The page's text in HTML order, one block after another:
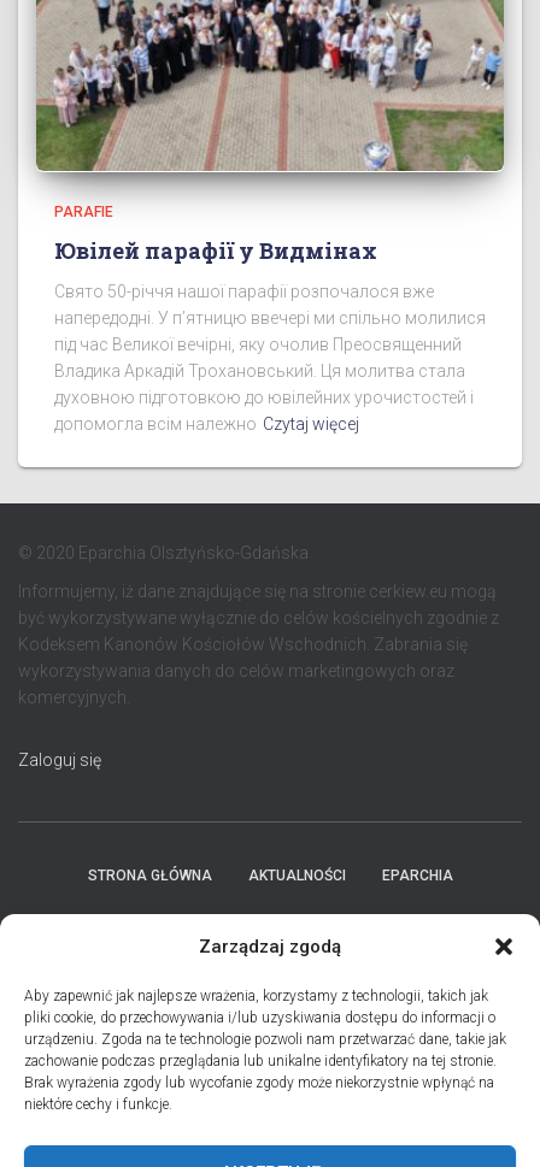
Zarządzaj zgodą
Aby zapewnić jak najlepsze wrażenia, korzystamy z technologii, takich jak
pliki cookie, do przechowywania i/lub uzyskiwania dostępu do informacji o
urządzeniu. Zgoda na te technologie pozwoli nam przetwarzać dane, takie jak
zachowanie podczas przeglądania lub unikalne identyfikatory na tej stronie.
Brak wyrażenia zgody lub wycofanie zgody może niekorzystnie wpłynąć na
niektóre cechy i funkcje.
PARAFIE
Ювілей парафії у Видмінах
Свято 50-річчя нашої парафії розпочалося вже
напередодні. У п’ятницю ввечері ми спільно молилися
під час Великої вечірні, яку очолив Преосвященний
Владика Аркадій Трохановський. Ця молитва стала
духовною підготовкою до ювілейних урочистостей і
допомогла всім належно Czytaj więcej
© 2020 Eparchia Olsztyńsko-Gdańska
Informujemy, iż dane znajdujące się na stronie cerkiew.eu mogą
być wykorzystywane wyłącznie do celów kościelnych zgodnie z
Kodeksem Kanonów Kościołów Wschodnich. Zabrania się
wykorzystywania danych do celów marketingowych oraz
komercyjnych.
Zaloguj się
STRONA GŁÓWNA AKTUALNOŚCI EPARCHIA
POLITYKA PLIKÓW COOKIES (EU)
PRO MEMORIA MIĘDZYOBRZĄDKOWE
PODCAST PORZUĆ TROSKI